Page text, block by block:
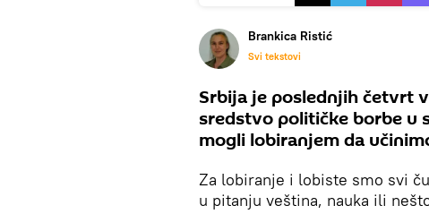
Brankica Ristić
Svi tekstovi
Srbija je poslednjih četvrt
sredstvo političke borbe u
mogli lobiranjem da
Za lobiranje i lobiste smo svi
u pitanju veština, nauka ili